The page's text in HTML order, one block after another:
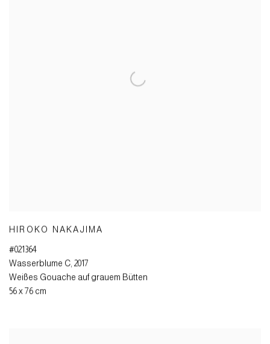
HIROKO NAKAJIMA
#021364
Wasserblume C, 2017
Weißes Gouache auf grauem Bütten
56 x 76 cm